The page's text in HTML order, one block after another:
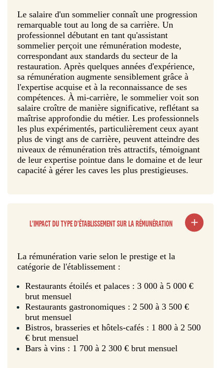
Le salaire d'un sommelier connaît une progression
remarquable tout au long de sa carrière. Un
professionnel débutant en tant qu'assistant
sommelier perçoit une rémunération modeste,
correspondant aux standards du secteur de la
restauration. Après quelques années d'expérience,
sa rémunération augmente sensiblement grâce à
l'expertise acquise et à la reconnaissance de ses
compétences. À mi-carrière, le sommelier voit son
salaire croître de manière significative, reflétant sa
maîtrise approfondie du métier. Les professionnels
les plus expérimentés, particulièrement ceux ayant
plus de vingt ans de carrière, peuvent atteindre des
niveaux de rémunération très attractifs, témoignant
de leur expertise pointue dans le domaine et de leur
capacité à gérer les caves les plus prestigieuses.
L'IMPACT DU TYPE D'ÉTABLISSEMENT SUR LA RÉMUNÉRATION
La rémunération varie selon le prestige et la
catégorie de l'établissement :
Restaurants étoilés et palaces : 3 000 à 5 000 €
brut mensuel
Restaurants gastronomiques : 2 500 à 3 500 €
brut mensuel
Bistros, brasseries et hôtels-cafés : 1 800 à 2 500
€ brut mensuel
Bars à vins : 1 700 à 2 300 € brut mensuel